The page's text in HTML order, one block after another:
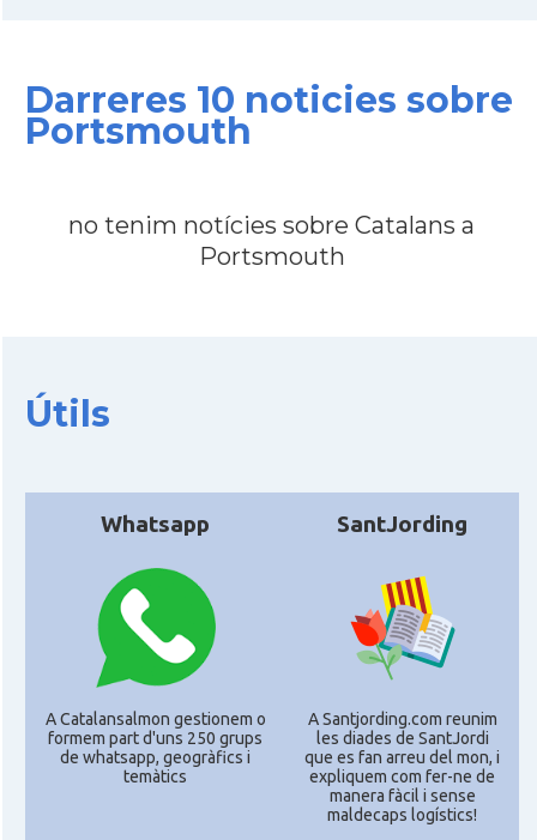
CAMON Catalans a CHELTENHAM
CAMON Catalans a DERRY
CAMON
Catalans a Glasgow -Escòcia -
Scotland
CAMON Catalans a GUERNSEY
CAMON CATALANS A GUILDFORD
CAMON Catalans a HEREFORD
Catalans a Ipswich
Darreres 10 noticies sobre
Portsmouth
no tenim notícies sobre Catalans a
Portsmouth
Útils
Whatsapp
A Catalansalmon gestionem o
formem part d'uns 250 grups
de whatsapp, geogràfics i
temàtics
SantJording
A Santjording.com reunim
les diades de SantJordi
que es fan arreu del mon, i
expliquem com fer-ne de
manera fàcil i sense
maldecaps logí­stics!